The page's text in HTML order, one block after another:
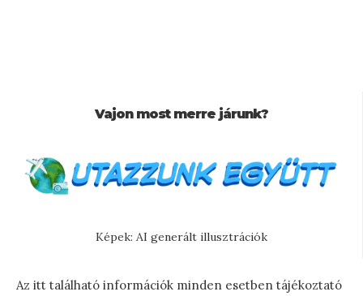
Vajon most merre járunk?
Képek: AI generált illusztrációk
Az itt található információk minden esetben tájékoztató